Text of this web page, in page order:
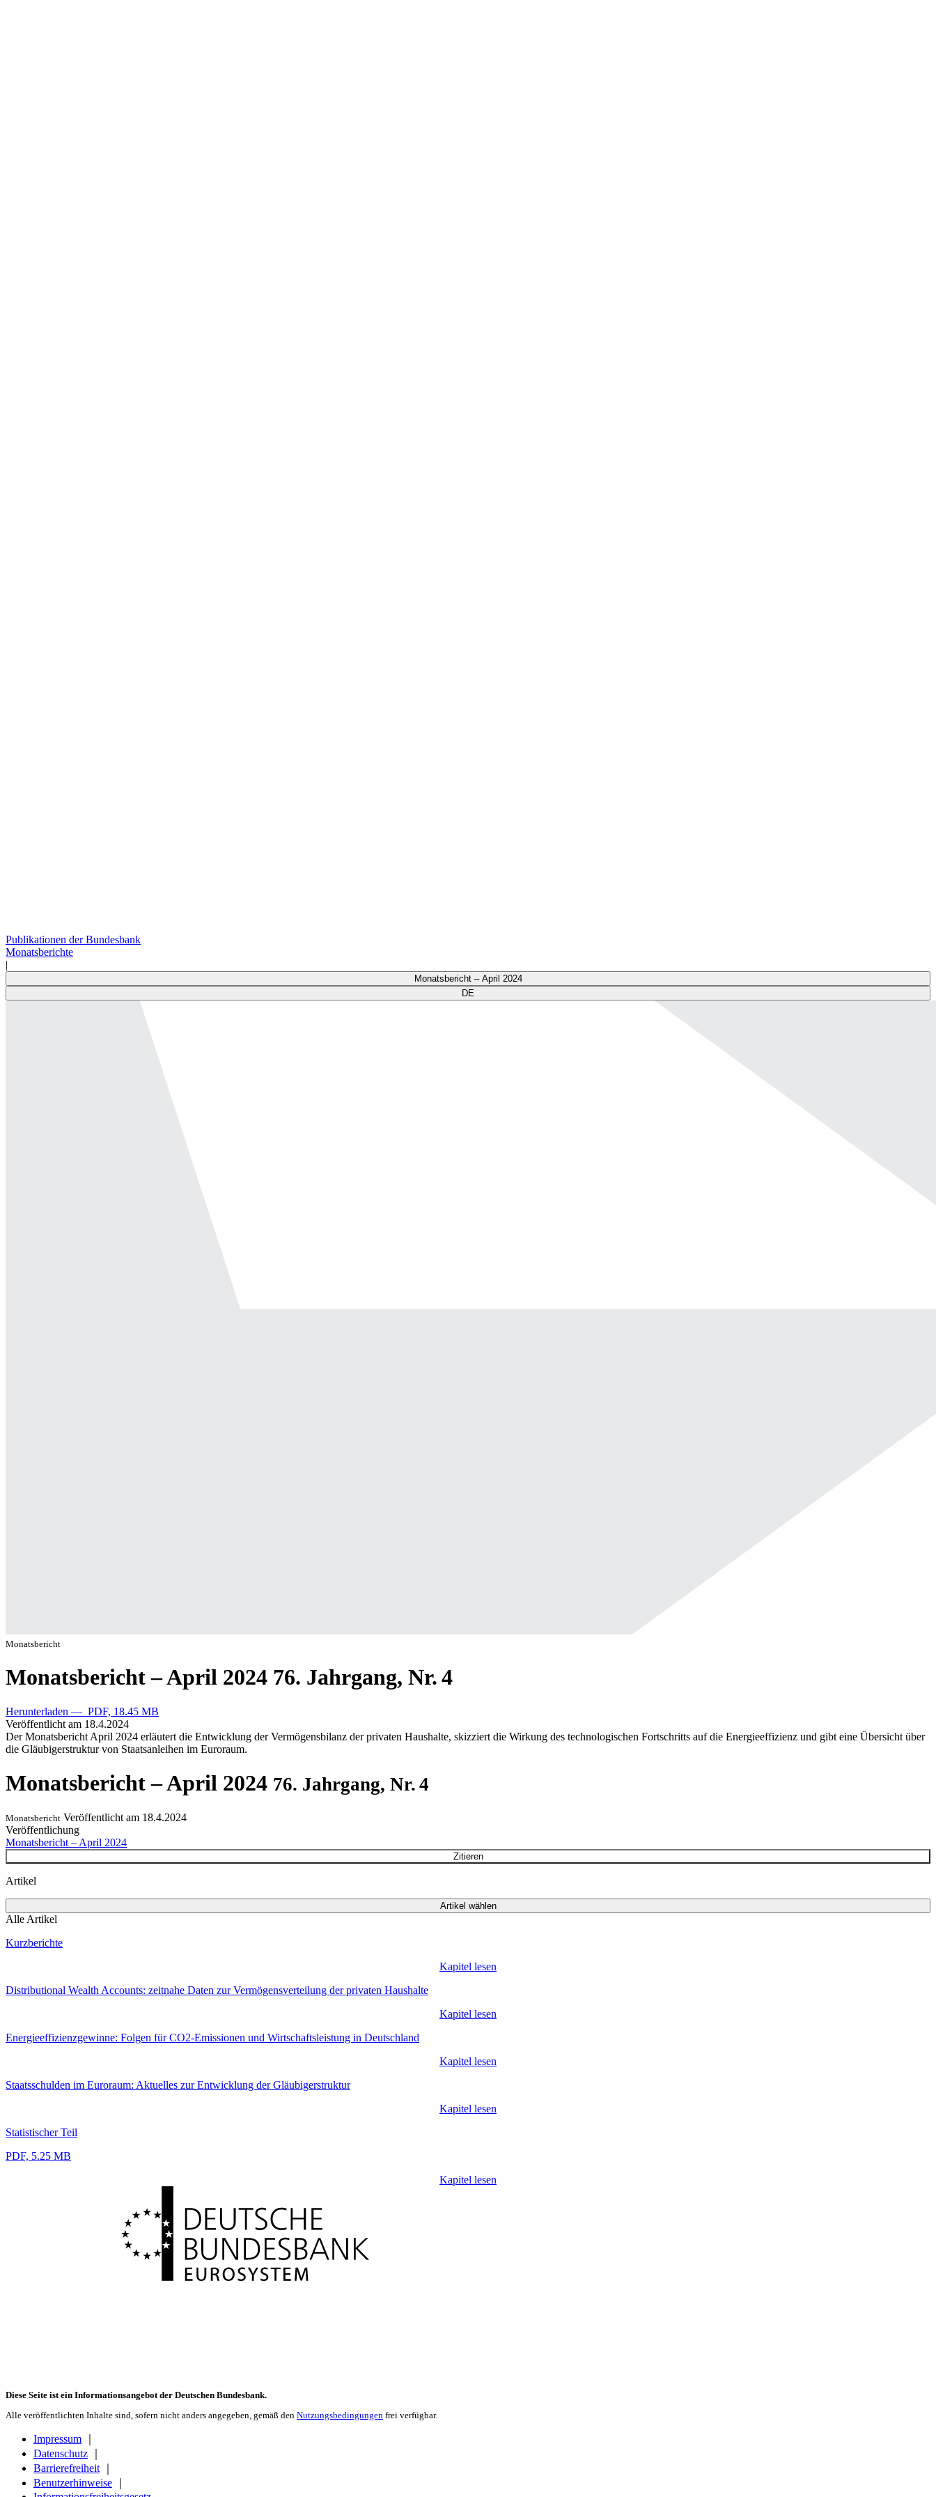
Publikationen der Bundesbank
Monatsberichte
|
Monatsbericht – April 2024
DE
Monatsbericht
Monatsbericht – April 2024 76. Jahrgang, Nr. 4
Herunterladen — PDF, 18.45 MB
Veröffentlicht am 18.4.2024
Der Monatsbericht April 2024 erläutert die Entwicklung der Vermögensbilanz der privaten Haushalte, skizziert die Wirkung des technologischen Fortschritts auf die Energieeffizienz und gibt eine Übersicht über
die Gläubigerstruktur von Staatsanleihen im Euroraum.
Monatsbericht – April 2024 76. Jahrgang, Nr. 4
Monatsbericht Veröffentlicht am 18.4.2024
Veröffentlichung
Monatsbericht – April 2024
Zitieren
Artikel
Artikel wählen
Alle Artikel
Kurzberichte
Kapitel lesen
Distributional Wealth Accounts: zeitnahe Daten zur Vermögensverteilung der privaten Haushalte
Kapitel lesen
Energieeffizienzgewinne: Folgen für CO2-Emissionen und Wirtschaftsleistung in Deutschland
Kapitel lesen
Staatsschulden im Euroraum: Aktuelles zur Entwicklung der Gläubigerstruktur
Kapitel lesen
Statistischer Teil
PDF, 5.25 MB
Kapitel lesen
Diese Seite ist ein Informationsangebot der Deutschen Bundesbank.
Alle veröffentlichten Inhalte sind, sofern nicht anders angegeben, gemäß den Nutzungsbedingungen frei verfügbar.
Impressum
Datenschutz
Barrierefreiheit｜
Benutzerhinweise